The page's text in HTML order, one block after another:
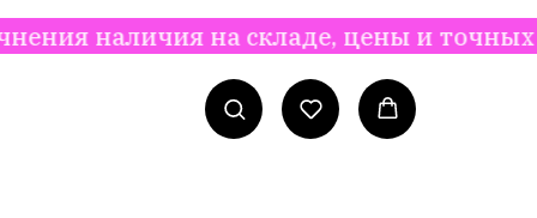
на складе, цены и точных сроков